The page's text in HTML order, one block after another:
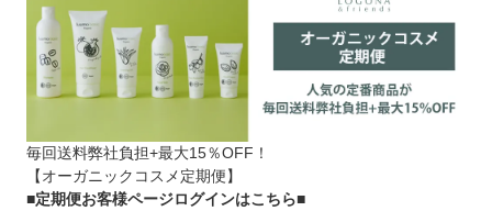
毎回送料弊社負担+最大15％OFF！
【オーガニックコスメ定期便】
■定期便お客様ページログインはこちら■